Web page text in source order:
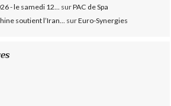
- le samedi 12... surPAC de Spa
soutient l’Iran...
surEuro-Synergies